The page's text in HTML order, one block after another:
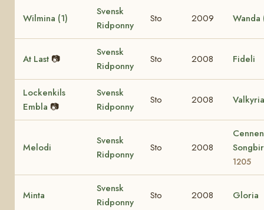
Wilmina (1)
Svensk
Ridponny
Sto 2009 Wanda
At Last 📷
Svensk
Ridponny
Sto 2008 Fideli
Lockenkils
Embla 📷
Svensk
Ridponny
Sto 2008 Valkyria
Melodi
Svensk
Ridponny
Sto 2008
Cennen
1205
Minta
Svensk
Ridponny
Sto 2008 Gloria